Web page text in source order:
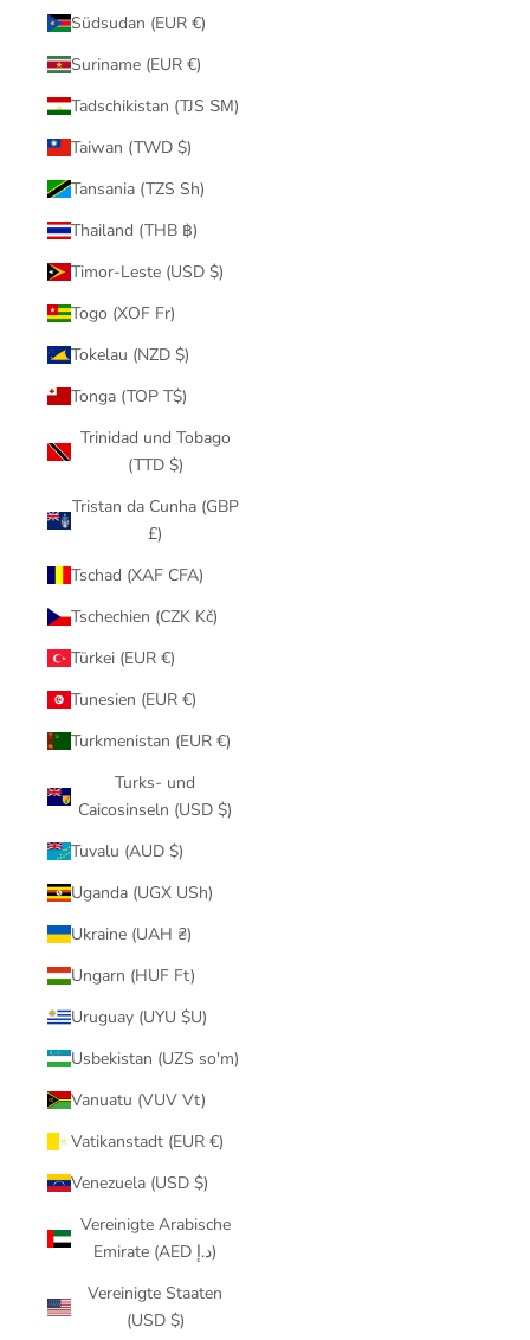
Südsudan (EUR €)
Suriname (EUR €)
Tadschikistan (TJS ЅМ)
Taiwan (TWD $)
Tansania (TZS Sh)
Thailand (THB ฿)
Timor-Leste (USD $)
Togo (XOF Fr)
Tokelau (NZD $)
Tonga (TOP T$)
Trinidad und Tobago
(TTD $)
Tristan da Cunha (GBP
£)
Tschad (XAF CFA)
Tschechien (CZK Kč)
Türkei (EUR €)
Tunesien (EUR €)
Turkmenistan (EUR €)
Turks- und
Caicosinseln (USD $)
Tuvalu (AUD $)
Uganda (UGX USh)
Ukraine (UAH ₴)
Ungarn (HUF Ft)
Uruguay (UYU $U)
Usbekistan (UZS so'm)
Vanuatu (VUV Vt)
Vatikanstadt (EUR €)
Venezuela (USD $)
Vereinigte Arabische
Emirate (AED د.إ)
Vereinigte Staaten
(USD $)